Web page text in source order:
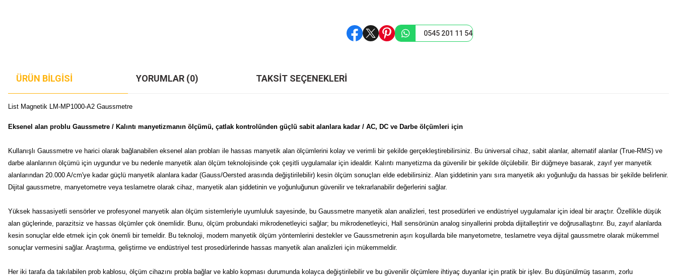
0545 201 11 54
ÜRÜN BILGISI YORUMLAR (0) TAKSIT SEÇENEKLERI
List Magnetik LM-MP1000-A2 Gaussmetre
Eksenel alan problu Gaussmetre / Kalıntı manyetizmanın ölçümü, çatlak kontrolünden güçlü sabit alanlara kadar / AC, DC ve Darbe ölçümleri için
Kullanışlı Gaussmetre ve harici olarak bağlanabilen eksenel alan probları ile hassas manyetik alan ölçümlerini kolay ve verimli bir şekilde gerçekleştirebilirsiniz. Bu üniversal cihaz, sabit alanlar, alternatif alanlar (True-RMS) ve
darbe alanlarının ölçümü için uygundur ve bu nedenle manyetik alan ölçüm teknolojisinde çok çeşitli uygulamalar için idealdir. Kalıntı manyetizma da güvenilir bir şekilde ölçülebilir. Bir düğmeye basarak, zayıf yer manyetik
alanlarından 20.000 A/cm'ye kadar güçlü manyetik alanlara kadar (Gauss/Oersted arasında değiştirilebilir) kesin ölçüm sonuçları elde edebilirsiniz. Alan şiddetinin yanı sıra manyetik akı yoğunluğu da hassas bir şekilde belirlenir.
Dijital gaussmetre, manyetometre veya teslametre olarak cihaz, manyetik alan şiddetinin ve yoğunluğunun güvenilir ve tekrarlanabilir değerlerini sağlar.
Yüksek hassasiyetli sensörler ve profesyonel manyetik alan ölçüm sistemleriyle uyumluluk sayesinde, bu Gaussmetre manyetik alan analizleri, test prosedürleri ve endüstriyel uygulamalar için ideal bir araçtır. Özellikle düşük
alan güçlerinde, parazitsiz ve hassas ölçümler çok önemlidir. Bunu, ölçüm probundaki mikrodenetleyici sağlar; bu mikrodenetleyici, Hall sensörünün analog sinyallerini probda dijitalleştirir ve doğrusallaştırır. Bu, zayıf alanlarda
kesin sonuçlar elde etmek için çok önemli bir temeldir. Bu teknoloji, modern manyetik ölçüm yöntemlerini destekler ve Gaussmetrenin aşırı koşullarda bile manyetometre, teslametre veya dijital gaussmetre olarak mükemmel
sonuçlar vermesini sağlar. Araştırma, geliştirme ve endüstriyel test prosedürlerinde hassas manyetik alan analizleri için mükemmeldir.
Her iki tarafa da takılabilen prob kablosu, ölçüm cihazını probla bağlar ve kablo kopması durumunda kolayca değiştirilebilir ve bu güvenilir ölçümlere ihtiyaç duyanlar için pratik bir işlev. Bu düşünülmüş tasarım, zorlu